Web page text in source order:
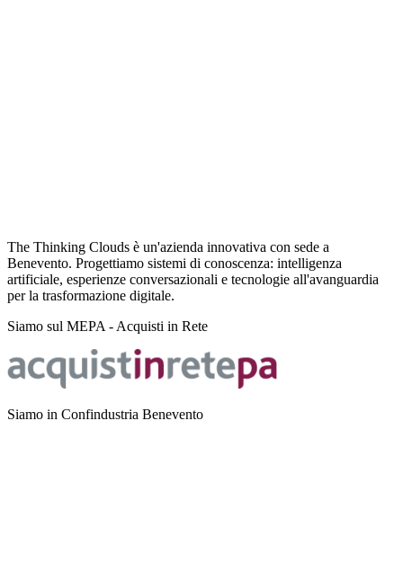
The Thinking Clouds è un'azienda innovativa con sede a
Benevento. Progettiamo sistemi di conoscenza: intelligenza
artificiale, esperienze conversazionali e tecnologie all'avanguardia
per la trasformazione digitale.
Siamo sul MEPA - Acquisti in Rete
Siamo in Confindustria Benevento